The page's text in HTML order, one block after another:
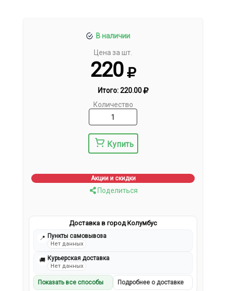
В наличии
Цена за шт.
220
Итого:220.00
Количество
Купить
Акции и скидки
Поделиться
Доставка в город Колумбус
📍 Пункты самовывоза
Нет данных
🚚 Курьерская доставка
Нет данных
Показать все способы Подробнее о доставке